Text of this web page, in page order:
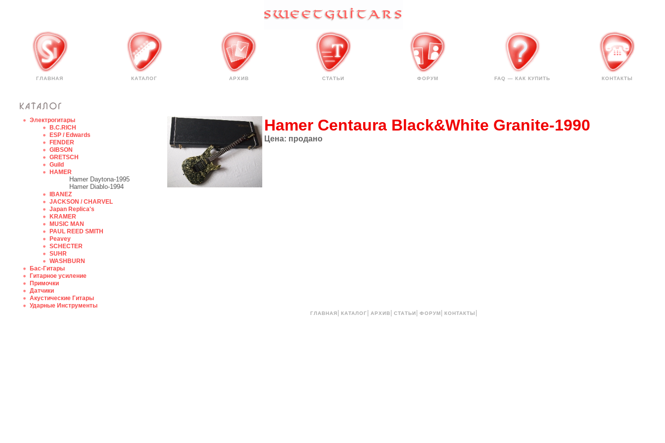
ГЛАВНАЯ КАТАЛОГ АРХИВ СТАТЬИ ФОРУМ FAQ — КАК КУПИТЬ КОНТАКТЫ
Электрогитары
B.C.RICH
ESP / Edwards
FENDER
GIBSON
GRETSCH
Guild
HAMER
Hamer Daytona-1995
Hamer Diablo-1994
IBANEZ
JACKSON / CHARVEL
Japan Replica's
KRAMER
MUSIC MAN
PAUL REED SMITH
Peavey
SCHECTER
SUHR
WASHBURN
Бас-Гитары
Гитарное усиление
Примочки
Датчики
Акустические Гитары
Ударные Инструменты
Hamer Centaura Black&White Granite-1990
Цена: продано
ГЛАВНАЯ КАТАЛОГ АРХИВ СТАТЬИ ФОРУМ КОНТАКТЫ